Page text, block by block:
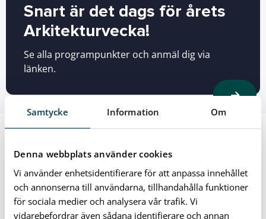
Samtycke Information Om
Denna webbplats använder cookies
Vi använder enhetsidentifierare för att anpassa innehållet
och annonserna till användarna, tillhandahålla funktioner
för sociala medier och analysera vår trafik. Vi
vidarebefordrar även sådana identifierare och annan
Snart är det dags för årets
Arkitekturvecka!
Se alla programpunkter och anmäl dig via
länken.